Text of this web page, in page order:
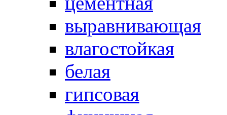
выравнивающая
влагостойкая
белая
гипсовая